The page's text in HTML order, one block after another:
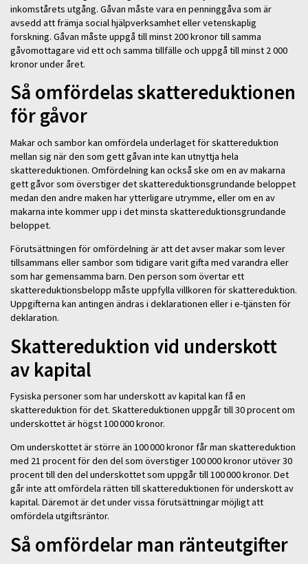
inkomstårets utgång. Gåvan måste vara en penninggåva som är
avsedd att främja social hjälpverksamhet eller vetenskaplig
forskning. Gåvan måste uppgå till minst 200 kronor till samma
gåvomottagare vid ett och samma tillfälle och uppgå till minst 2 000
kronor under året.
Så omfördelas skattereduktionen
för gåvor
Makar och sambor kan omfördela underlaget för skattereduktion
mellan sig när den som gett gåvan inte kan utnyttja hela
skattereduktionen. Omfördelning kan också ske om en av makarna
gett gåvor som överstiger det skattereduktionsgrundande beloppet
medan den andre maken har ytterligare utrymme, eller om en av
makarna inte kommer upp i det minsta skattereduktionsgrundande
beloppet.
Förutsättningen för omfördelning är att det avser makar som lever
tillsammans eller sambor som tidigare varit gifta med varandra eller
som har gemensamma barn. Den person som övertar ett
skattereduktionsbelopp måste uppfylla villkoren för skattereduktion.
Uppgifterna kan antingen ändras i deklarationen eller i e-tjänsten för
deklaration.
Skattereduktion vid underskott
av kapital
Fysiska personer som har underskott av kapital kan få en
skattereduktion för det. Skattereduktionen uppgår till 30 procent om
underskottet är högst 100 000 kronor.
Om underskottet är större än 100 000 kronor får man skattereduktion
med 21 procent för den del som överstiger 100 000 kronor utöver 30
procent till den del underskottet som uppgår till 100 000 kronor. Det
går inte att omfördela rätten till skattereduktionen för underskott av
kapital. Däremot är det under vissa förutsättningar möjligt att
omfördela utgiftsräntor.
Så omfördelar man ränteutgifter